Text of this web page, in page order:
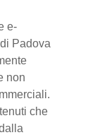
e-
Padova
non
che